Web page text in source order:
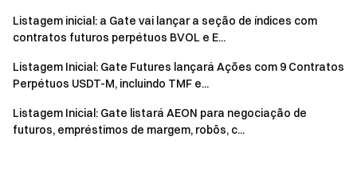
Listagem inicial: a Gate vai lançar a seção de índices com
contratos futuros perpétuos BVOL e E...
Listagem Inicial: Gate Futures lançará Ações com 9 Contratos
Perpétuos USDT-M, incluindo TMF e...
Listagem Inicial: Gate listará AEON para negociação de
futuros, empréstimos de margem, robôs, c...